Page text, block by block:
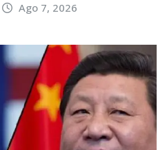
Ago 7, 2026